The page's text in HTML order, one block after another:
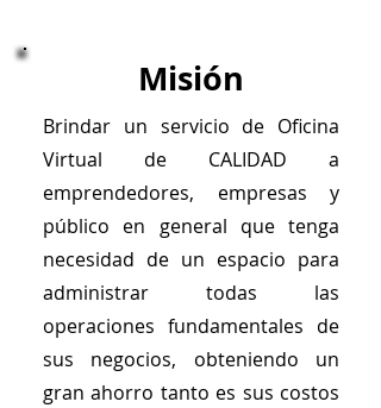
Misión
Brindar un servicio de Oficina
Virtual de CALIDAD a
emprendedores, empresas y
público en general que tenga
necesidad de un espacio para
administrar todas las
operaciones fundamentales de
sus negocios, obteniendo un
gran ahorro tanto es sus costos